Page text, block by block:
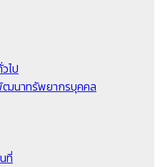
ไป
ฒนาทรัพยากรบุคคล
ที่